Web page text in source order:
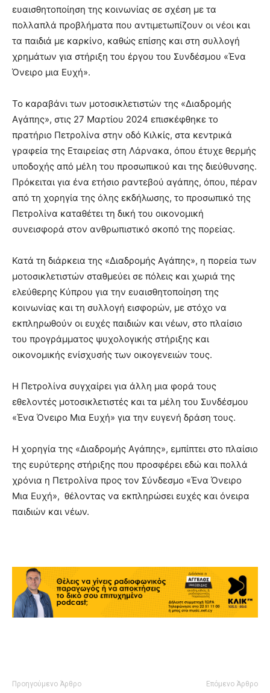
ευαισθητοποίηση της κοινωνίας σε σχέση με τα
πολλαπλά προβλήματα που αντιμετωπίζουν οι νέοι και
τα παιδιά με καρκίνο, καθώς επίσης και στη συλλογή
χρημάτων για στήριξη του έργου του Συνδέσμου «Ένα
Όνειρο μια Ευχή».
Το καραβάνι των μοτοσικλετιστών της «Διαδρομής
Αγάπης», στις 27 Μαρτίου 2024 επισκέφθηκε το
πρατήριο Πετρολίνα στην οδό Κιλκίς, στα κεντρικά
γραφεία της Εταιρείας στη Λάρνακα, όπου έτυχε θερμής
υποδοχής από μέλη του προσωπικού και της διεύθυνσης.
Πρόκειται για ένα ετήσιο ραντεβού αγάπης, όπου, πέραν
από τη χορηγία της όλης εκδήλωσης, το προσωπικό της
Πετρολίνα καταθέτει τη δική του οικονομική
συνεισφορά στον ανθρωπιστικό σκοπό της πορείας.
Κατά τη διάρκεια της «Διαδρομής Αγάπης», η πορεία των
μοτοσικλετιστών σταθμεύει σε πόλεις και χωριά της
ελεύθερης Κύπρου για την ευαισθητοποίηση της
κοινωνίας και τη συλλογή εισφορών, με στόχο να
εκπληρωθούν οι ευχές παιδιών και νέων, στο πλαίσιο
του προγράμματος ψυχολογικής στήριξης και
οικονομικής ενίσχυσής των οικογενειών τους.
Η Πετρολίνα συγχαίρει για άλλη μια φορά τους
εθελοντές μοτοσικλετιστές και τα μέλη του Συνδέσμου
«Ένα Όνειρο Μια Ευχή» για την ευγενή δράση τους.
Η χορηγία της «Διαδρομής Αγάπης», εμπίπτει στο πλαίσιο
της ευρύτερης στήριξης που προσφέρει εδώ και πολλά
χρόνια η Πετρολίνα προς τον Σύνδεσμο «Ένα Όνειρο
Μια Ευχή», θέλοντας να εκπληρώσει ευχές και όνειρα
παιδιών και νέων.
Προηγούμενο Άρθρο Επόμενο Άρθρο